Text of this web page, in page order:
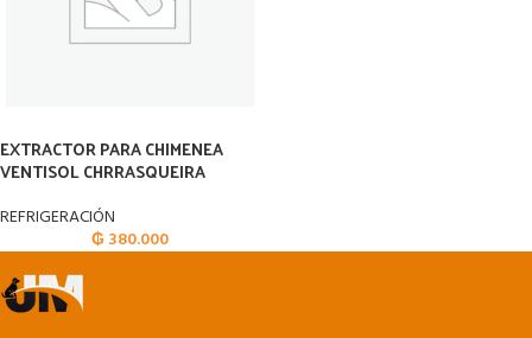
EXTRACTOR PARA CHIMENEA
VENTISOL CHRRASQUEIRA
REFRIGERACIÓN
₲ 380.000